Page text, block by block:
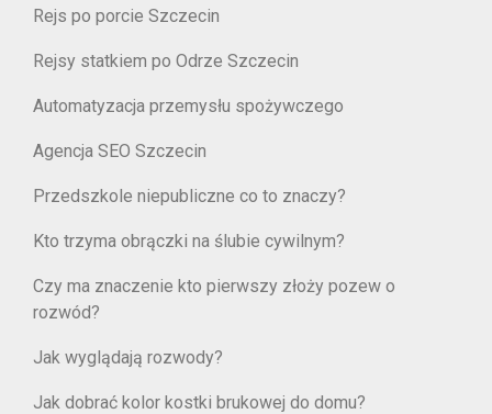
Rejs po porcie Szczecin
Rejsy statkiem po Odrze Szczecin
Automatyzacja przemysłu spożywczego
Agencja SEO Szczecin
Przedszkole niepubliczne co to znaczy?
Kto trzyma obrączki na ślubie cywilnym?
Czy ma znaczenie kto pierwszy złoży pozew o
rozwód?
Jak wyglądają rozwody?
Jak dobrać kolor kostki brukowej do domu?